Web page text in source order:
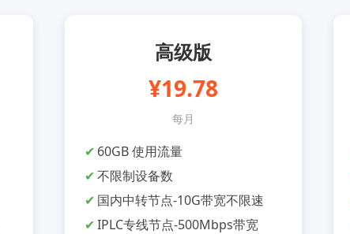
高级版
¥19.78
每月
60GB 使用流量
不限制设备数
国内中转节点-10G带宽不限速
IPLC专线节点-500Mbps带宽